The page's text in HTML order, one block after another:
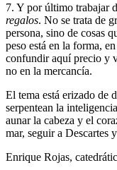
7. Y por último trabajar
regalos. No se trata de
persona, sino de cosas
peso está en la forma,
confundir aquí precio y
no en la mercancía.
El tema está erizado de
serpentean la
aunar la cabeza y el
mar, seguir a Descartes
Enrique Rojas,